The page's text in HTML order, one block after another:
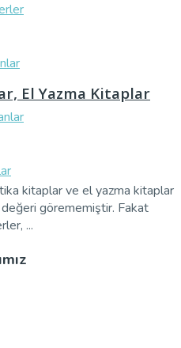
El Yazma Kitaplar
kitaplar ve el yazma kitaplar
görememiştir. Fakat
...